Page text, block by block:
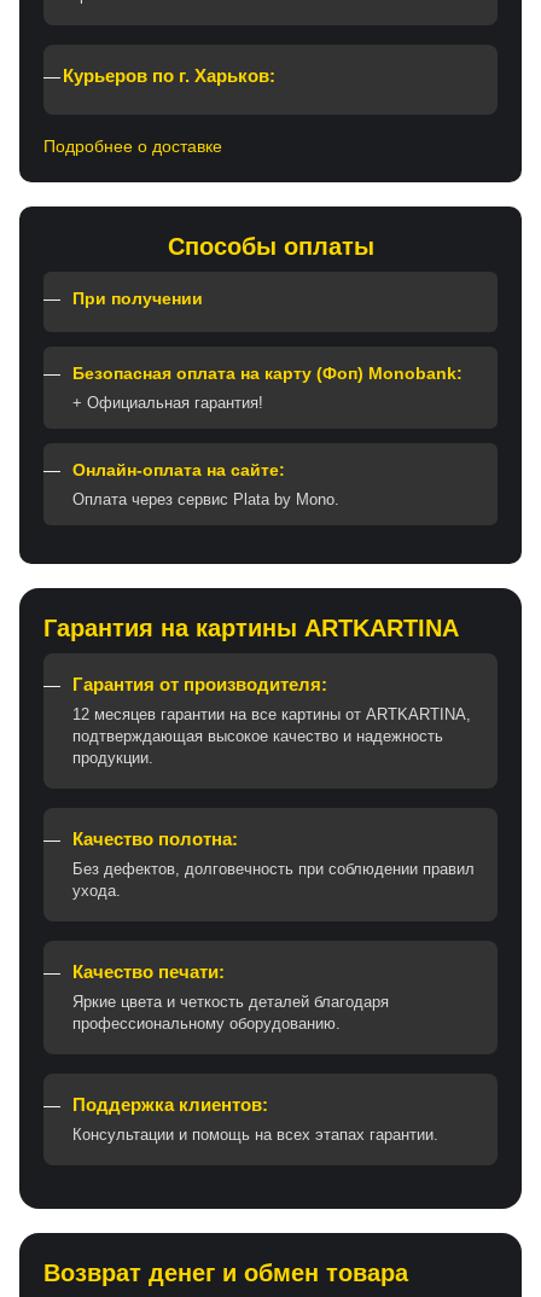
Курьеров по г. Харьков:
Подробнее о доставке
Способы оплаты
При получении
Безопасная оплата на карту (Фоп) Monobank:
+ Официальная гарантия!
Онлайн-оплата на сайте:
Оплата через сервис Plata by Mono.
Гарантия на картины ARTKARTINA
Гарантия от производителя:
12 месяцев гарантии на все картины от ARTKARTINA,
подтверждающая высокое качество и надежность
продукции.
Качество полотна:
Без дефектов, долговечность при соблюдении правил
ухода.
Качество печати:
Яркие цвета и четкость деталей благодаря
профессиональному оборудованию.
Поддержка клиентов:
Консультации и помощь на всех этапах гарантии.
Возврат денег и обмен товара